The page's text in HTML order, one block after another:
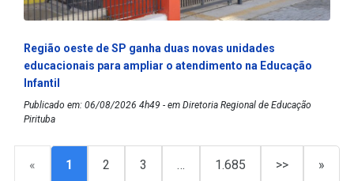
Região oeste de SP ganha duas novas unidades
educacionais para ampliar o atendimento na Educação
Infantil
Publicado em: 06/08/2026 4h49 - em Diretoria Regional de Educação
Pirituba
« 1 2 3 … 1.685 >> »